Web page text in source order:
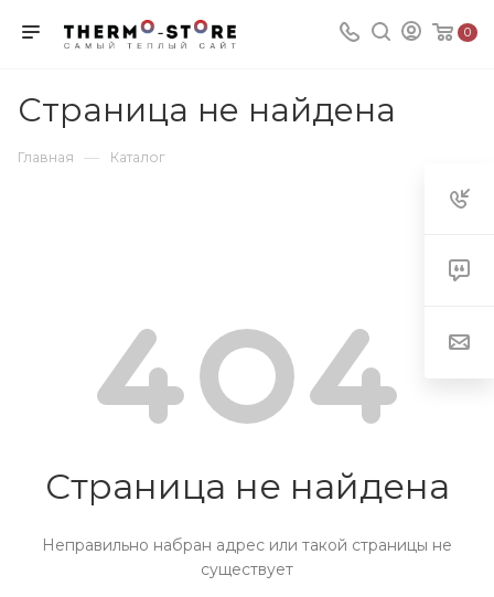
0
Страница не найдена
Главная — Каталог
Страница не найдена
Неправильно набран адрес или такой страницы не
существует